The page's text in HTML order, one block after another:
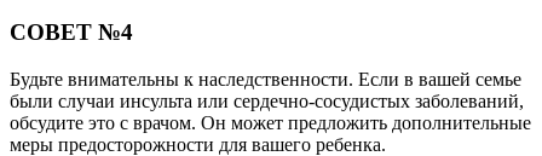
СОВЕТ №4
Будьте внимательны к наследственности. Если в вашей семье
были случаи инсульта или сердечно-сосудистых заболеваний,
обсудите это с врачом. Он может предложить дополнительные
меры предосторожности для вашего ребенка.